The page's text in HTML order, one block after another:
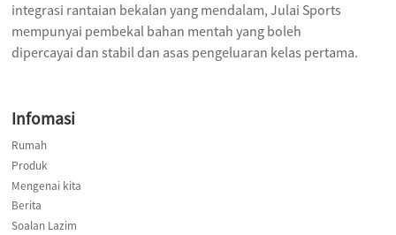
integrasi rantaian bekalan yang mendalam, Julai Sports
mempunyai pembekal bahan mentah yang boleh
dipercayai dan stabil dan asas pengeluaran kelas pertama.
Infomasi
Rumah
Produk
Mengenai kita
Berita
Soalan Lazim